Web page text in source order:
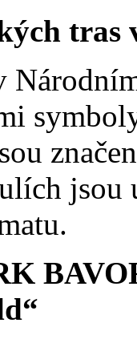
tras
jsou